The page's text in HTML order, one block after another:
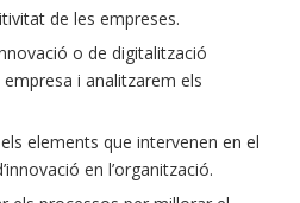
de les empreses.
o de digitalització
i analitzarem els
elements que intervenen en el
en l’organització.